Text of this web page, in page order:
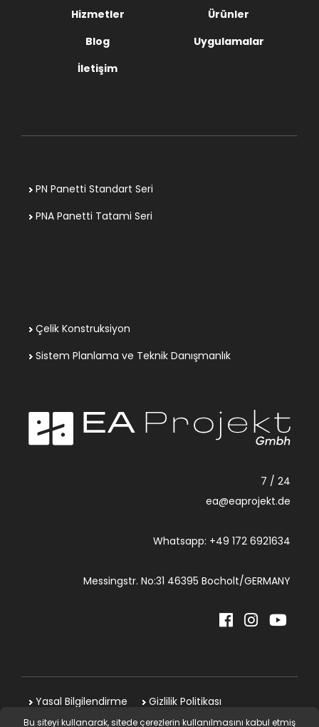
Hizmetler
Ürünler
Blog
Uygulamalar
İletişim
PN Panetti Standart Seri
PNA Panetti Tatami Seri
Çelik Konstruksiyon
Sistem Planlama ve Teknik Danışmanlık
7 / 24
ea@eaprojekt.de
Whatsapp: +49 172 6921634
Messingstr. No:31 46395 Bocholt/GERMANY
Yasal Bilgilendirme Gizlilik Politikası
Bu siteyi kullanarak, sitede çerezlerin kullanılmasını kabul etmiş